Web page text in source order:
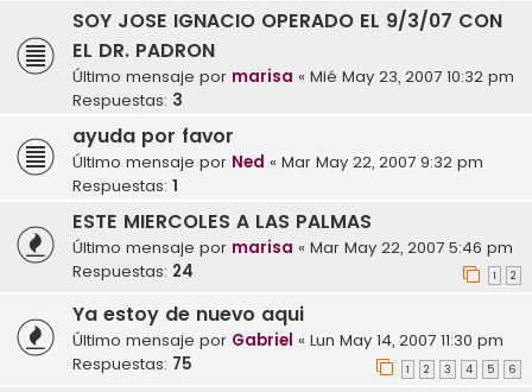
SOY JOSE IGNACIO OPERADO EL 9/3/07 CON
EL DR. PADRON
Último mensaje por marisa « Mié May 23, 2007 10:32 pm
Respuestas: 3
ayuda por favor
Último mensaje por Ned « Mar May 22, 2007 9:32 pm
Respuestas: 1
ESTE MIERCOLES A LAS PALMAS
Último mensaje por marisa « Mar May 22, 2007 5:46 pm
Respuestas: 24 1 2
Ya estoy de nuevo aqui
Último mensaje por Gabriel « Lun May 14, 2007 11:30 pm
Respuestas: 75 1 2 3 4 5 6